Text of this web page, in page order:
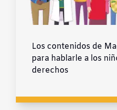
Los contenidos de
para hablarle a los
derechos